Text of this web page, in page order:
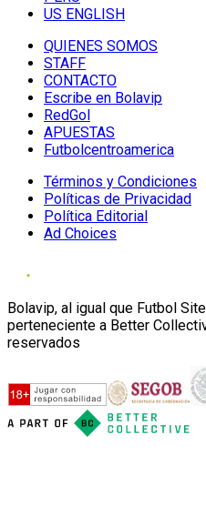
US ENGLISH
QUIENES SOMOS
STAFF
CONTACTO
Escribe en Bolavip
RedGol
APUESTAS
Futbolcentroamerica
Términos y Condiciones
Políticas de Privacidad
Política Editorial
Ad Choices
Bolavip, al igual que Futbol
perteneciente a Better
reservados